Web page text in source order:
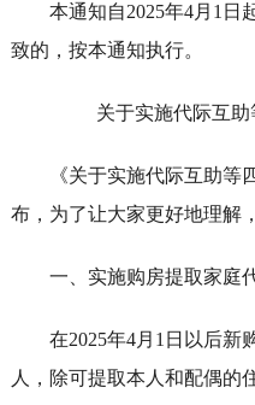
本通知自2025年4月1日
致的，按本通知执行。
关于实施代际互
《关于实施代际互助
布，为了让大家更好地理解
一、实施购房提取家庭
在2025年4月1日以后新
人，除可提取本人和配偶的